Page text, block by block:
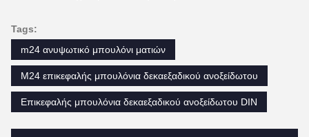
Tags:
m24 ανυψωτικό μπουλόνι ματιών
M24 επικεφαλής μπουλόνια δεκαεξαδικού ανοξείδωτου
Επικεφαλής μπουλόνια δεκαεξαδικού ανοξείδωτου DIN